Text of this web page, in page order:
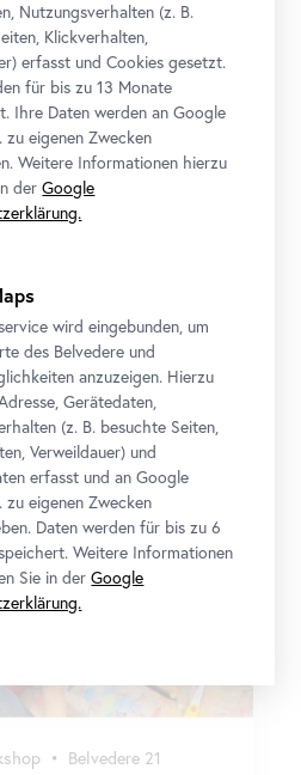
Museum: Stellprobe
• Belvedere 21
2026 14:30 - 15:30
noch 9 Tickets
Ticket
• Belvedere 21
Nutzungsverhalten (z. B.
Klickverhalten,
erfasst und Cookies gesetzt.
für bis zu 13 Monate
Ihre Daten werden an Google
zu eigenen Zwecken
Weitere Informationen hierzu
derGoogle
wird eingebunden, um
des Belvedere und
anzuzeigen. Hierzu
Gerätedaten,
(z. B. besuchte Seiten,
Verweildauer) und
erfasst und an Google
zu eigenen Zwecken
Daten werden für bis zu 6
Weitere Informationen
Sie in derGoogle